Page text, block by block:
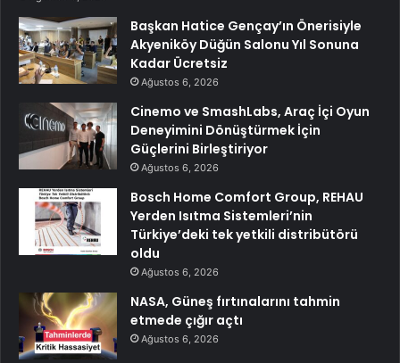
Başkan Hatice Gençay’ın Önerisiyle
Akyeniköy Düğün Salonu Yıl Sonuna
Kadar Ücretsiz
Ağustos 6, 2026
Cinemo ve SmashLabs, Araç İçi Oyun
Deneyimini Dönüştürmek İçin
Güçlerini Birleştiriyor
Ağustos 6, 2026
Bosch Home Comfort Group, REHAU
Yerden Isıtma Sistemleri’nin
Türkiye’deki tek yetkili distribütörü
oldu
Ağustos 6, 2026
NASA, Güneş fırtınalarını tahmin
etmede çığır açtı
Ağustos 6, 2026